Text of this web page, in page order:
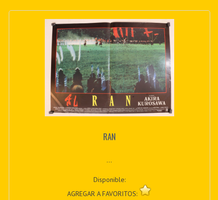
RAN
...
Disponible:
AGREGAR A FAVORITOS: